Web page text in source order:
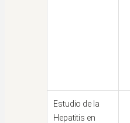
Estudio de la
Hepatitis en